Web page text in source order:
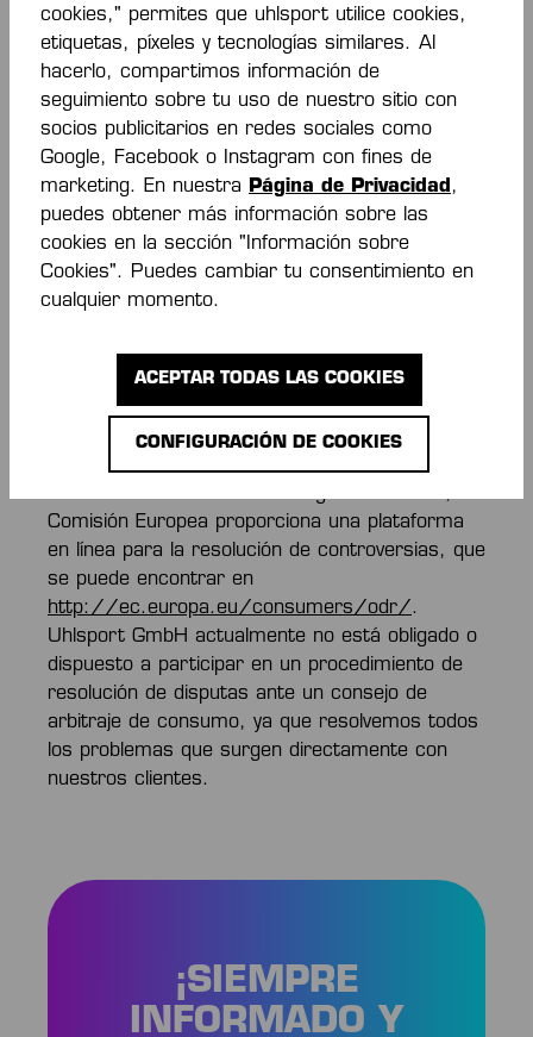
contenidos de todos los sitios web de terceros,
incluso si el sitio web de uhlsport GmbH enlaza
con estos sitios externos." Estos contenidos y
enlaces pueden estar sujetos a sus propias
directrices de protección de datos, que deben
verificarse en cada caso individual. uhlsport
GmbH se esfuerza por garantizar la integridad
de sus ofertas de Internet de forma
permanente. Por lo tanto, estamos agradecidos
por cualquier comentario en sitios vinculados
que comprometa esta integridad.
Aviso legal
De conformidad con el Reglamento sobre
Comisión Europea proporciona una plataforma
en línea para la resolución de controversias, que
se puede encontrar en
http://ec.europa.eu/consumers/odr/.
Uhlsport GmbH actualmente no está obligado o
dispuesto a participar en un procedimiento de
resolución de disputas ante un consejo de
arbitraje de consumo, ya que resolvemos todos
los problemas que surgen directamente con
nuestros clientes.
¡SIEMPRE
INFORMADO Y
cookies," permites que uhlsport utilice cookies,
etiquetas, píxeles y tecnologías similares. Al
hacerlo, compartimos información de
seguimiento sobre tu uso de nuestro sitio con
socios publicitarios en redes sociales como
Google, Facebook o Instagram con fines de
marketing. En nuestra Página de Privacidad,
puedes obtener más información sobre las
cookies en la sección "Información sobre
Cookies". Puedes cambiar tu consentimiento en
cualquier momento.
CONFIGURACIÓN DE COOKIES
ACEPTAR TODAS LAS COOKIES